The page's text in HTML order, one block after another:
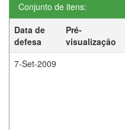
Conjunto de itens:
Data de
defesa
Pré-
visualização
7-Set-2009